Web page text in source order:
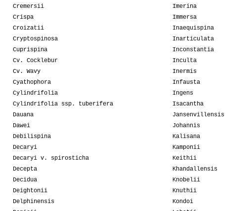
Cremersii
Crispa
Croizatii
Cryptospinosa
Cuprispina
Cv. Cocklebur
Cv. Wavy
Cyathophora
Cylindrifolia
Cylindrifolia ssp. tuberifera
Dauana
Dawei
Debilispina
Decaryi
Decaryi v. spirosticha
Decepta
Decidua
Deightonii
Delphinensis
Imerina
Immersa
Inaequispina
Inarticulata
Inconstantia
Inculta
Inermis
Infausta
Ingens
Isacantha
Jansenvillensis
Johannis
Kalisana
Kamponii
Keithii
Khandallensis
Knobelii
Knuthii
Kondoi